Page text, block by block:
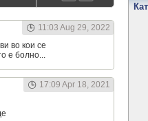
11:03 Aug 29, 2022
во кои се
е болно...
17:09 Apr 18, 2021